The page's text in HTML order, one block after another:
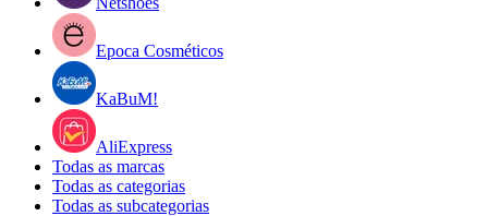
Epoca Cosméticos
KaBuM!
AliExpress
Todas as marcas
Todas as categorias
Todas as subcategorias